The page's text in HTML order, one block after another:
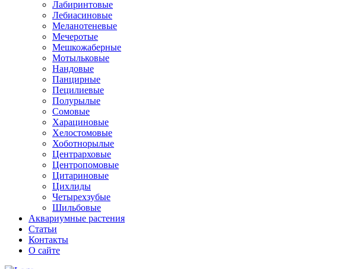
Лабиринтовые
Лебиасиновые
Меланотеневые
Мечеротые
Мешкожаберные
Мотыльковые
Нандовые
Панцирные
Пецилиевые
Полурылые
Сомовые
Харациновые
Хелостомовые
Хоботнорылые
Центрарховые
Центропомовые
Цитариновые
Цихлиды
Четырехзубые
Шильбовые
Аквариумные растения
Статьи
Контакты
О сайте